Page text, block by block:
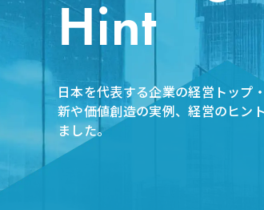
Hint
日本を代表する企業の経営トップ
新や価値創造の実例、経営のヒン
ました。